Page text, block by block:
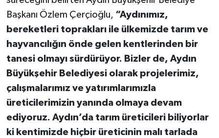
Başkanı Özlem Çerçioğlu, “Aydınımız,
bereketleri toprakları ile ülkemizde tarım ve
hayvancılığın önde gelen kentlerinden bir
tanesi olmayı sürdürüyor. Bizler de, Aydın
Büyükşehir Belediyesi olarak projelerimiz,
çalışmalarımız ve yatırımlarımızla
üreticilerimizin yanında olmaya devam
ediyoruz. Aydın’da tarım üreticileri biliyorlar
ki kentimizde hiçbir üreticinin malı tarlada